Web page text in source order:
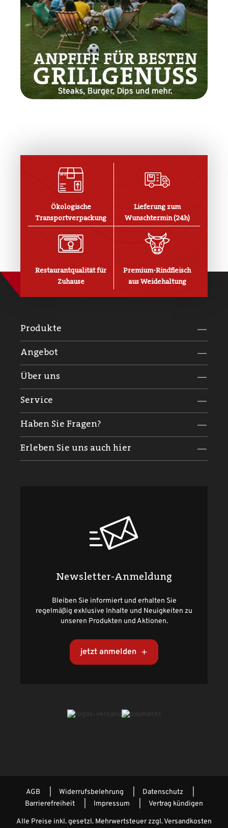
Ökologische
Transportverpackung
Lieferung zum
Wunschtermin (24h)
Restaurantqualität für
Zuhause
Premium-Rindfleisch
aus Weidehaltung
Produkte
Angebot
Über uns
Service
Haben Sie Fragen?
Erleben Sie uns auch hier
Newsletter-Anmeldung
Bleiben Sie informiert und erhalten Sie
regelmäßig exklusive Inhalte und Neuigkeiten zu
unseren Produkten und Aktionen.
jetzt anmelden
AGB Widerrufsbelehrung
Datenschutz
Barrierefreiheit
Impressum Vertrag kündigen
Alle Preise inkl. gesetzl. Mehrwertsteuer zzgl.Versandkosten